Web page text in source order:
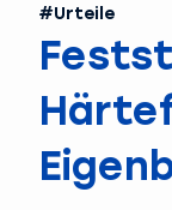
#Urteile